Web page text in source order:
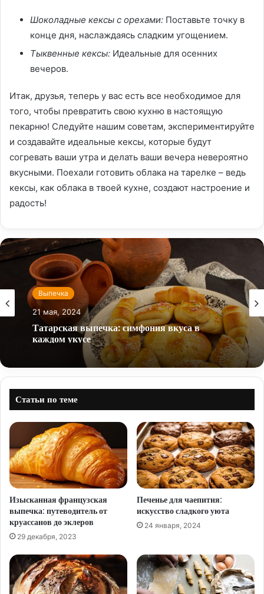
Шоколадные кексы с орехами: Поставьте точку в
конце дня, наслаждаясь сладким угощением.
Тыквенные кексы: Идеальные для осенних
вечеров.
Итак, друзья, теперь у вас есть все необходимое для
того, чтобы превратить свою кухню в настоящую
пекарню! Следуйте нашим советам, экспериментируйте
и создавайте идеальные кексы, которые будут
согревать ваши утра и делать ваши вечера невероятно
вкусными. Поехали готовить облака на тарелке – ведь
кексы, как облака в твоей кухне, создают настроение и
радость!
Выпечка
21 мая, 2024
Татарская выпечка: симфония вкуса в
каждом укусе
Статьи по теме
Изысканная французская
выпечка: путеводитель от
круассанов до эклеров
29 декабря, 2023
Печенье для чаепития:
искусство сладкого уюта
24 января, 2024